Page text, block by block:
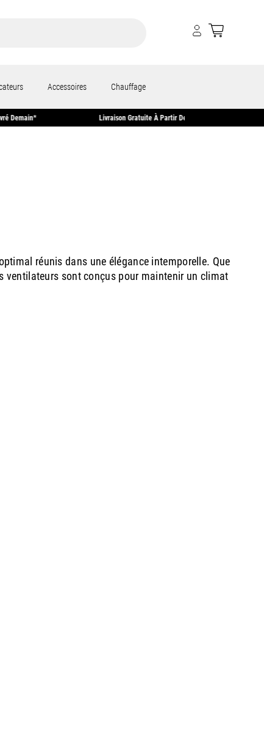
Accessoires Chauffage
= Livré Demain* Livraison Gratuite À Partir De 50 €
réunis dans une élégance intemporelle. Que
ventilateurs sont conçus pour maintenir un climat